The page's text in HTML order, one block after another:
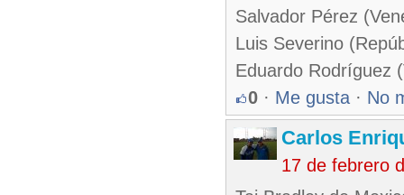
Salvador Pérez
Luis Severino
Eduardo Rodríguez
0 · Me gusta · No
Carlos
17 de febrero